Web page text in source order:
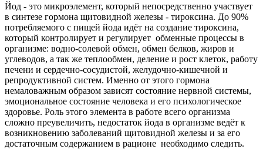
Йод - это микроэлемент, который непосредственно участвует
в синтезе гормона щитовидной железы - тироксина. До 90%
потребляемого с пищей йода идёт на создание тироксина,
который контролирует и регулирует обменные процессы в
организме: водно-солевой обмен, обмен белков, жиров и
углеводов, а так же теплообмен, деление и рост клеток, работу
печени и сердечно-сосудистой, желудочно-кишечной и
репродуктивной систем. Именно от этого гормона
немаловажным образом зависят состояние нервной системы,
эмоциональное состояние человека и его психологическое
здоровье. Роль этого элемента в работе всего организма
сложно преувеличить, недостаток йода в организме ведёт к
возникновению заболеваний щитовидной железы и за его
достаточным содержанием в рационе необходимо следить.